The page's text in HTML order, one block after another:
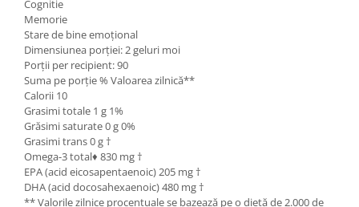
Cognitie
Memorie
Stare de bine emoțional
Dimensiunea porției: 2 geluri moi
Porții per recipient: 90
Suma pe porție % Valoarea zilnică**
Calorii 10
Grasimi totale 1 g 1%
Grăsimi saturate 0 g 0%
Grasimi trans 0 g †
Omega-3 total♦ 830 mg †
EPA (acid eicosapentaenoic) 205 mg †
DHA (acid docosahexaenoic) 480 mg †
** Valorile zilnice procentuale se bazează pe o dietă de 2.000 de